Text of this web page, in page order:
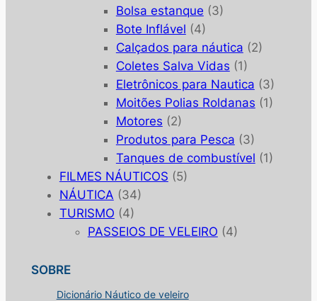
Bolsa estanque (3)
Bote Inflável (4)
Calçados para náutica (2)
Coletes Salva Vidas (1)
Eletrônicos para Nautica (3)
Moitões Polias Roldanas (1)
Motores (2)
Produtos para Pesca (3)
Tanques de combustível (1)
FILMES NÁUTICOS (5)
NÁUTICA (34)
TURISMO (4)
PASSEIOS DE VELEIRO (4)
SOBRE
Dicionário Náutico de veleiro